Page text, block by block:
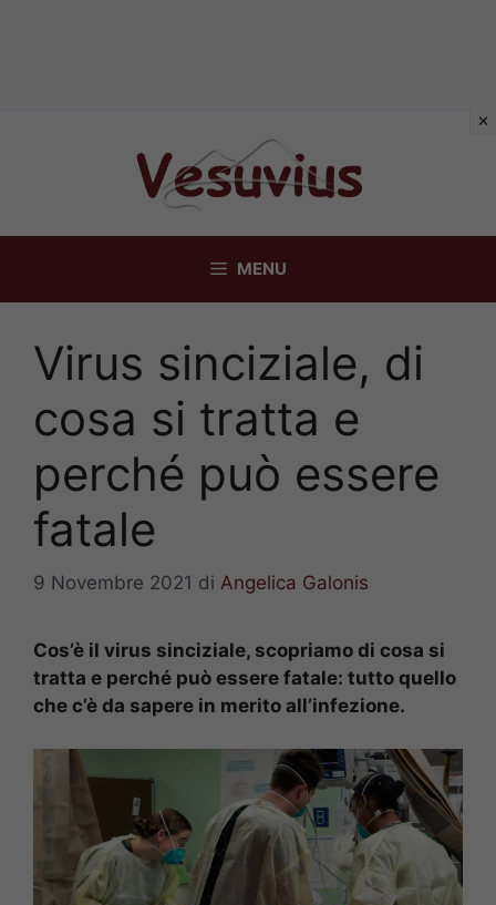
MENU
Virus sinciziale, di
cosa si tratta e
perché può essere
fatale
9 Novembre 2021 di Angelica Galonis
Cos’è il virus sinciziale, scopriamo di cosa si
tratta e perché può essere fatale: tutto quello
che c’è da sapere in merito all’infezione.